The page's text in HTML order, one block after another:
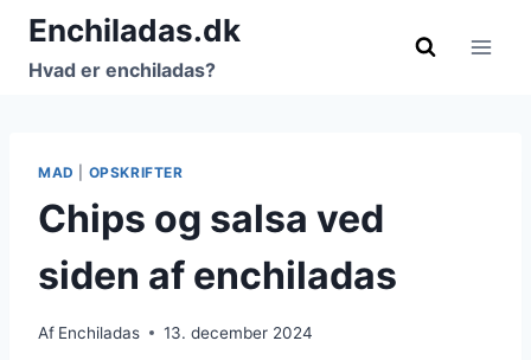
Fortsæt
indhold
Enchiladas.dk
Hvad er enchiladas?
MAD OPSKRIFTER
Chips og salsa ved
siden af enchiladas
Af Enchiladas 13. december 2024